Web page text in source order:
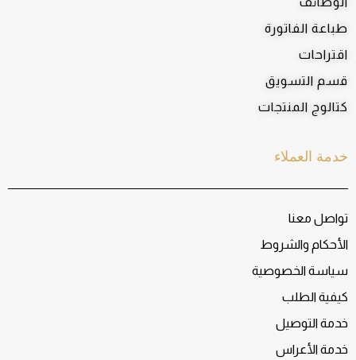
خدمة العملاء
تواصل معنا
الأحكام والشروط
سياسة الخصوصية
كيفية الطلب
خدمة التوصيل
خدمة الأعراس
طباعة الفاتورة
اقتراحات
قسم التسويق
كتالوج المنتجات